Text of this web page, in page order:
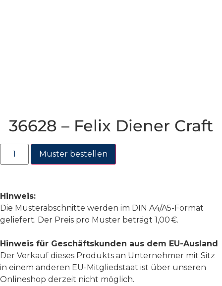
36628 – Felix Diener Craft
Muster bestellen
Hinweis:
Die Musterabschnitte werden im DIN A4/A5-Format
geliefert. Der Preis pro Muster beträgt 1,00 €.
Hinweis für Geschäftskunden aus dem EU-Ausland
Der Verkauf dieses Produkts an Unternehmer mit Sitz
in einem anderen EU-Mitgliedstaat ist über unseren
Onlineshop derzeit nicht möglich.